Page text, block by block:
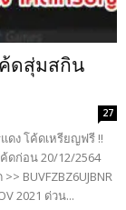
ค้ดสุ่มสกิน
27
ดง โค้ดเหรียญฟรี !!
ดก่อน 20/12/2564
BUVFZBZ6UJBNR
2021 ด่วน...